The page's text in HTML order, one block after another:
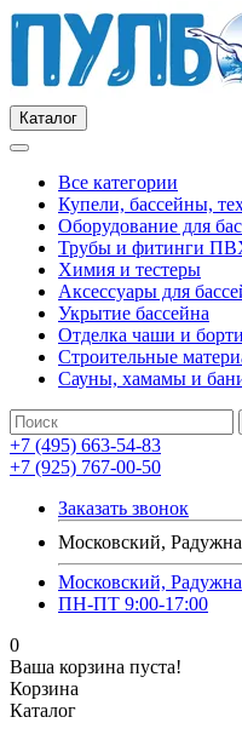
Каталог
Все категории
Купели, бассейны,
Оборудование для
Трубы и фитинги
Химия и тестеры
Аксессуары для
Укрытие бассейна
Отделка чаши и
Строительные
Сауны, хамамы и
+7 (495) 663-54-83
+7 (925) 767-00-50
Заказать звонок
Московский,
Московский,
ПН-ПТ 9:00-17:00
0
Ваша корзина пуста!
Корзина
Каталог